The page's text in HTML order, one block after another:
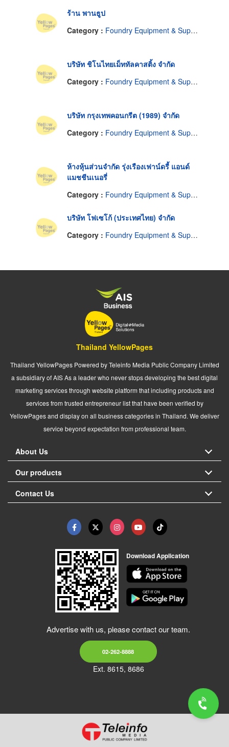
ร้าน พานธูป
Category : Foundry Equipment & Supplies
บริษัท ชิโนไทยเม็ททัลคาสติ้ง จำกัด
Category : Foundry Equipment & Supplies
บริษัท กรุงเทพคอนกรีต (1989) จำกัด
Category : Foundry Equipment & Supplies
ห้างหุ้นส่วนจำกัด รุ่งเรืองเฟาน์ดรี้ แอนด์
แมชชีนเนอรี่
Category : Foundry Equipment & Supplies
บริษัท โฟเซโก้ (ประเทศไทย) จำกัด
Category : Foundry Equipment & Supplies
Thailand YellowPages
Thailand YellowPages Powered by Teleinfo Media Public Company Limited
a subsidiary of AIS As a leader who never stops developing the best digital
marketing services through website platform that including products and
services from trusted entrepreneur list that have been verified by
YellowPages and display on all business categories in Thailand. We deliver
service beyond expectation from professional team.
About Us
Our products
Contact Us
Download Application
Advertise with us, please contact our team.
02-262-8888
Ext. 8615, 8686